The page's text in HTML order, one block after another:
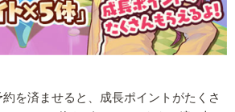
を済ませると、成長ポイントがたくさ